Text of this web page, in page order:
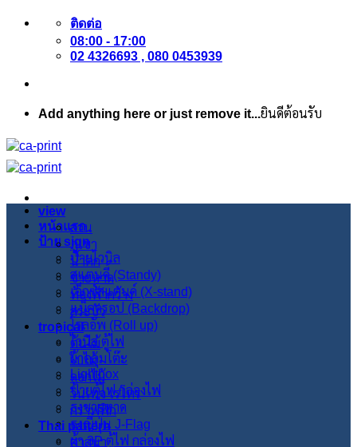
ข้าม
ติดต่อ
08:00 - 17:00
02 4326693 , 080 0453939
Add anything here or just remove it...ยินดีต้อนรับ
หน้าแรก
ป้าย sign
ป้ายไวนิล
สแตนดี้ (Standy)
เอ็กซ์สแตนด์ (X-stand)
แบ็คดรอป (Backdrop)
โรลอัพ (Roll up)
ไวนิล ตู้ไฟ
ผ้าคลุมโต๊ะ
Lightbox
ป้ายตู้ไฟ กล่องไฟ
ธงชายหาด
ธงญี่ปุ่น J-Flag
ผ้า 3P ตู้ไฟ กล่องไฟ
view
สวน
ภูเขา
น้ำตก
ชายหาด
ท้องฟ้ากว้าง
สระบัว
tropical
ต้นไม้
ใบไม้
ดอกไม้
วินเทจ เรโทร
กราฟฟิก
Thai pattern
ศาสนา